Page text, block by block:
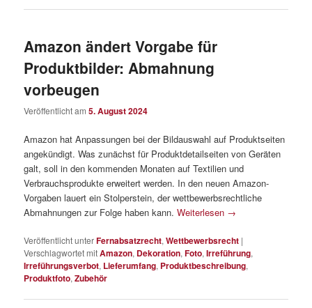
Amazon ändert Vorgabe für
Produktbilder: Abmahnung
vorbeugen
Veröffentlicht am5. August 2024
Amazon hat Anpassungen bei der Bildauswahl auf Produktseiten
angekündigt. Was zunächst für Produktdetailseiten von Geräten
galt, soll in den kommenden Monaten auf Textilien und
Verbrauchsprodukte erweitert werden. In den neuen Amazon-
Vorgaben lauert ein Stolperstein, der wettbewerbsrechtliche
Abmahnungen zur Folge haben kann.Weiterlesen →
Veröffentlicht unterFernabsatzrecht,Wettbewerbsrecht |
Verschlagwortet mitAmazon, Dekoration,Foto,Irreführung,
Irreführungsverbot, Lieferumfang, Produktbeschreibung,
Produktfoto,Zubehör